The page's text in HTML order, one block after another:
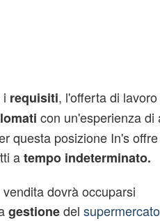
i requisiti, l'offerta di
con un'esperienza di
questa posizione In's
atempo indeterminato.
dovrà occuparsi
gestionedel supermercato